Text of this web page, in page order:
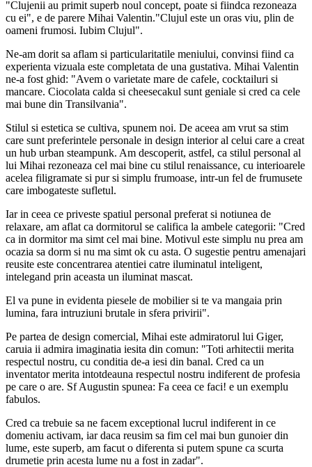
"Clujenii au primit superb noul concept, poate si fiindca rezoneaza
cu ei", e de parere Mihai Valentin."Clujul este un oras viu, plin de
oameni frumosi. Iubim Clujul".
Ne-am dorit sa aflam si particularitatile meniului, convinsi fiind ca
experienta vizuala este completata de una gustativa. Mihai Valentin
ne-a fost ghid: "Avem o varietate mare de cafele, cocktailuri si
mancare. Ciocolata calda si cheesecakul sunt geniale si cred ca cele
mai bune din Transilvania".
Stilul si estetica se cultiva, spunem noi. De aceea am vrut sa stim
care sunt preferintele personale in design interior al celui care a creat
un hub urban steampunk. Am descoperit, astfel, ca stilul personal al
lui Mihai rezoneaza cel mai bine cu stilul renaissance, cu interioarele
acelea filigramate si pur si simplu frumoase, intr-un fel de frumusete
care imbogateste sufletul.
Iar in ceea ce priveste spatiul personal preferat si notiunea de
relaxare, am aflat ca dormitorul se califica la ambele categorii: "Cred
ca in dormitor ma simt cel mai bine. Motivul este simplu nu prea am
ocazia sa dorm si nu ma simt ok cu asta. O sugestie pentru amenajari
reusite este concentrarea atentiei catre iluminatul inteligent,
intelegand prin aceasta un iluminat mascat.
El va pune in evidenta piesele de mobilier si te va mangaia prin
lumina, fara intruziuni brutale in sfera privirii".
Pe partea de design comercial, Mihai este admiratorul lui Giger,
caruia ii admira imaginatia iesita din comun: "Toti arhitectii merita
respectul nostru, cu conditia de-a iesi din banal. Cred ca un
inventator merita intotdeauna respectul nostru indiferent de profesia
pe care o are. Sf Augustin spunea: Fa ceea ce faci! e un exemplu
fabulos.
Cred ca trebuie sa ne facem exceptional lucrul indiferent in ce
domeniu activam, iar daca reusim sa fim cel mai bun gunoier din
lume, este superb, am facut o diferenta si putem spune ca scurta
drumetie prin acesta lume nu a fost in zadar".